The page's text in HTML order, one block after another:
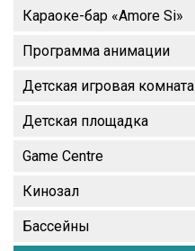
Караоке-бар «Amore Si»
Программа анимации
Детская игровая комната
Детская площадка
Game Centre
Кинозал
Бассейны